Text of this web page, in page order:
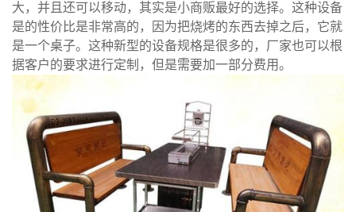
大，并且还可以移动，其实是小商贩最好的选择。这种设备
是的性价比是非常高的，因为把烧烤的东西去掉之后，它就
是一个桌子。这种新型的设备规格是很多的，厂家也可以根
据客户的要求进行定制，但是需要加一部分费用。